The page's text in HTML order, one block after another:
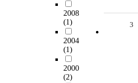
2008
(1)
2004
(1)
2000
(2)
3